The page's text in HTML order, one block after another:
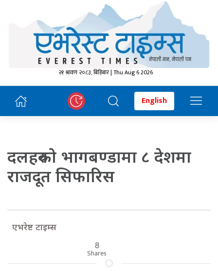
२१ श्रावण २०८३, बिहिबार | Thu Aug 6 2026
English
दलहरुको भागबण्डामा ८ देशमा
राजदूत सिफारिस
एभरेष्ट टाइम्स
8
Shares